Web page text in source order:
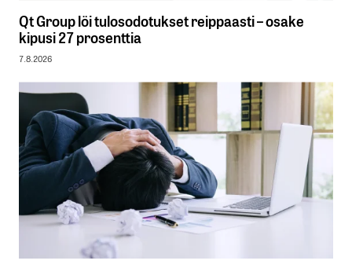
Qt Group löi tulosodotukset reippaasti – osake
kipusi 27 prosenttia
7.8.2026